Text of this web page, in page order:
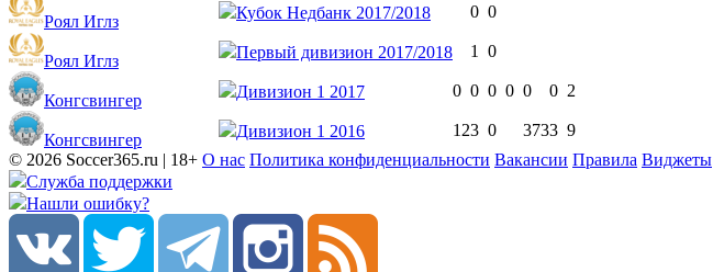
Роял Иглз Кубок Недбанк 2017/2018 0 0
Роял Иглз Первый дивизион 2017/2018 1 0
Конгсвингер Дивизион 1 2017 0 0 0 0 0 0 2
Конгсвингер Дивизион 1 2016 123 0 3733 9
© 2026 Soccer365.ru | 18+ О нас Политика конфиденциальности Вакансии Правила Виджеты
Служба поддержки
Нашли ошибку?